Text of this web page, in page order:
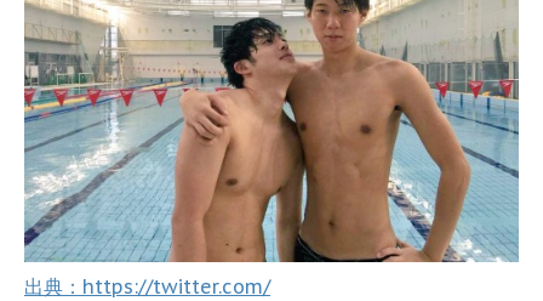
出典：https://twitter.com/